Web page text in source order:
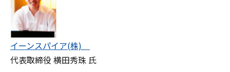
イーンスパイア(株)
代表取締役 横田秀珠 氏